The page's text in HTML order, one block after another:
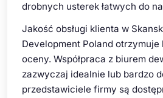
drobnych usterek łatwych do
Jakość obsługi klienta w
Development Poland otrzymuje
oceny. Współpraca z biurem
zazwyczaj idealnie lub bardzo
przedstawiciele firmy są